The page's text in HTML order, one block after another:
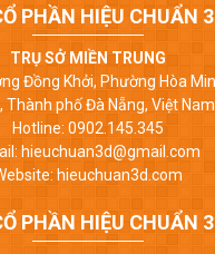
PHẦN HIỆU CHUẨN
TRỤ SỞ MIỀN TRUNG
Đồng Khởi, Phường Hòa
Thành phố Đà Nẵng, Việt Nam
Hotline: 0902.145.345
hieuchuan3d@gmail.com
hieuchuan3d.com
PHẦN HIỆU CHUẨN